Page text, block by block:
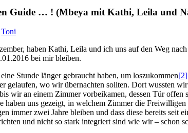
Guide … ! (Mbeya mit Kathi, Leila und
Toni
haben Kathi, Leila und ich uns auf den Weg
bei mir bleiben.
Stunde länger gebraucht haben, um loszukommen[2]
gelaufen, wo wir übernachten sollten. Dort wussten
wir an einem Zimmer vorbeikamen, dessen Tür
haben uns gezeigt, in welchem Zimmer die
immer zwei Jahre bleiben und dass diese bereits
und nicht so stark integriert sind wie wir – schon